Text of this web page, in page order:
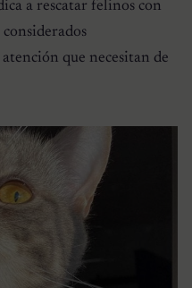
a rescatar felinos con
considerados
que necesitan de